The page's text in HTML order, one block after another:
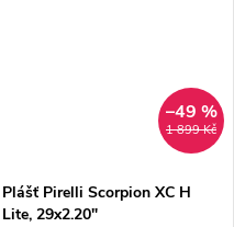
1 899 Kč
–49 %
Plášť Pirelli Scorpion XC H
Lite, 29x2.20"